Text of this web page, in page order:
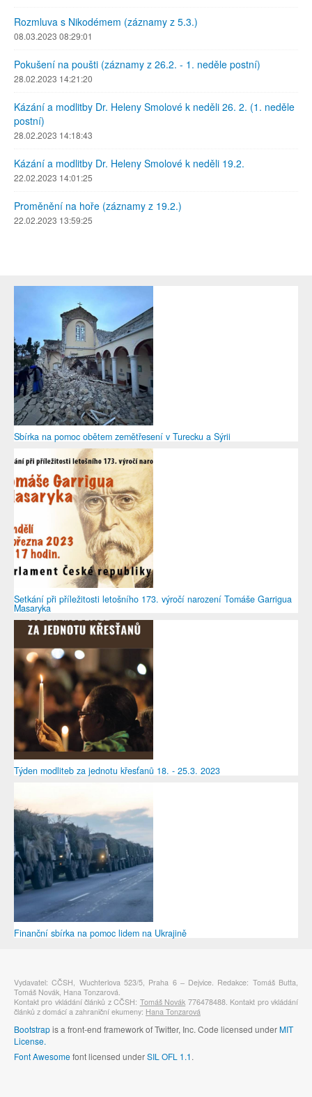
Rozmluva s Nikodémem (záznamy z 5.3.)
08.03.2023 08:29:01
Pokušení na poušti (záznamy z 26.2. - 1. neděle postní)
28.02.2023 14:21:20
Kázání a modlitby Dr. Heleny Smolové k neděli 26. 2. (1. neděle
postní)
28.02.2023 14:18:43
Kázání a modlitby Dr. Heleny Smolové k neděli 19.2.
22.02.2023 14:01:25
Proměnění na hoře (záznamy z 19.2.)
22.02.2023 13:59:25
Sbírka na pomoc obětem zemětřesení v Turecku a Sýrii
Setkání při příležitosti letošního 173. výročí narození Tomáše Garrigua
Masaryka
Týden modliteb za jednotu křesťanů 18. - 25.3. 2023
Finanční sbírka na pomoc lidem na Ukrajině
Vydavatel: CČSH, Wuchterlova 523/5, Praha 6 – Dejvice. Redakce: Tomáš Butta,
Tomáš Novák, Hana Tonzarová.
Kontakt pro vkládání článků z CČSH: Tomáš Novák 776478488. Kontakt pro vkládání
článků z domácí a zahraniční ekumeny: Hana Tonzarová
Bootstrapis a front-end framework of Twitter, Inc. Code licensed underMIT
License.
Font Awesomefont licensed underSIL OFL 1.1.